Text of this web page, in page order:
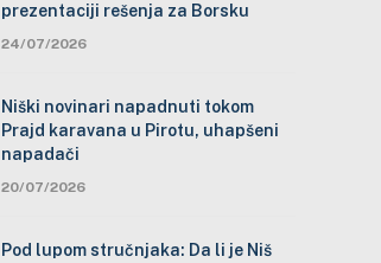
prezentaciji rešenja za Borsku
24/07/2026
Niški novinari napadnuti tokom
Prajd karavana u Pirotu, uhapšeni
napadači
20/07/2026
Pod lupom stručnjaka: Da li je Niš